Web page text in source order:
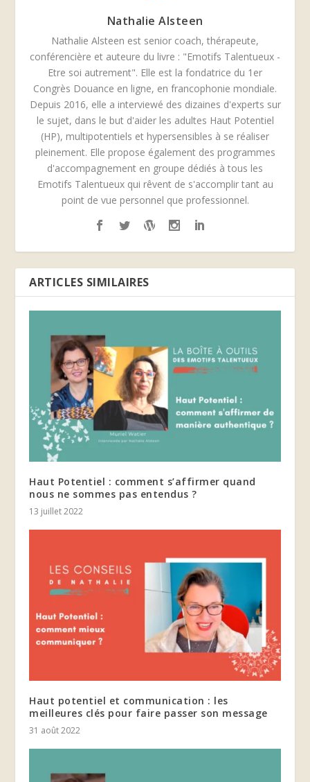
Nathalie Alsteen
Nathalie Alsteen est senior coach, thérapeute,
conférencière et auteure du livre : "Emotifs Talentueux -
Etre soi autrement". Elle est la fondatrice du 1er
Congrès Douance en ligne, en francophonie mondiale.
Depuis 2016, elle a interviewé des dizaines d'experts sur
le sujet, dans le but d'aider les adultes Haut Potentiel
(HP), multipotentiels et hypersensibles à se réaliser
pleinement. Elle propose également des programmes
d'accompagnement en groupe dédiés à tous les
Emotifs Talentueux qui rêvent de s'accomplir tant au
point de vue personnel que professionnel.
ARTICLES SIMILAIRES
Haut Potentiel : comment s’affirmer quand
nous ne sommes pas entendus ?
13 juillet 2022
Haut potentiel et communication : les
meilleures clés pour faire passer son message
31 août 2022